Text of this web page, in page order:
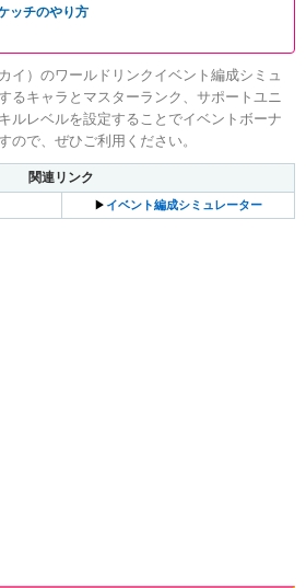
ッチのやり方
イ）のワールドリンクイベント編成シミュ
るキャラとマスターランク、サポートユニ
ルレベルを設定することでイベントボーナ
ので、ぜひご利用ください。
関連リンク
▶イベント編成シミュレーター